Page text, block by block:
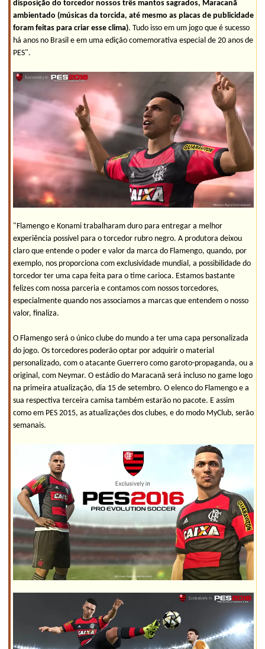
disposição do torcedor nossos três mantos sagrados, Maracanã
ambientado (músicas da torcida, até mesmo as placas de publicidade
foram feitas para criar esse clima). Tudo isso em um jogo que é sucesso
há anos no Brasil e em uma edição comemorativa especial de 20 anos de
PES".
"Flamengo e Konami trabalharam duro para entregar a melhor
experiência possível para o torcedor rubro negro. A produtora deixou
claro que entende o poder e valor da marca do Flamengo, quando, por
exemplo, nos proporciona com exclusividade mundial, a possibilidade do
torcedor ter uma capa feita para o time carioca. Estamos bastante
felizes com nossa parceria e contamos com nossos torcedores,
especialmente quando nos associamos a marcas que entendem o nosso
valor, finaliza.
O Flamengo será o único clube do mundo a ter uma capa personalizada
do jogo. Os torcedores poderão optar por adquirir o material
personalizado, com o atacante Guerrero como garoto-propaganda, ou a
original, com Neymar. O estádio do Maracanã será incluso no game logo
na primeira atualização, dia 15 de setembro. O elenco do Flamengo e a
sua respectiva terceira camisa também estarão no pacote. E assim
como em PES 2015, as atualizações dos clubes, e do modo MyClub, serão
semanais.